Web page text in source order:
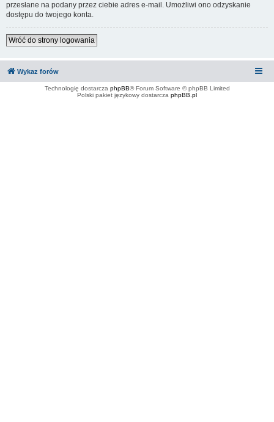
przesłane na podany przez ciebie adres e-mail. Umożliwi ono odzyskanie
dostępu do twojego konta.
Wróć do strony logowania
Wykaz forów
Technologię dostarcza phpBB® Forum Software © phpBB Limited
Polski pakiet językowy dostarcza phpBB.pl